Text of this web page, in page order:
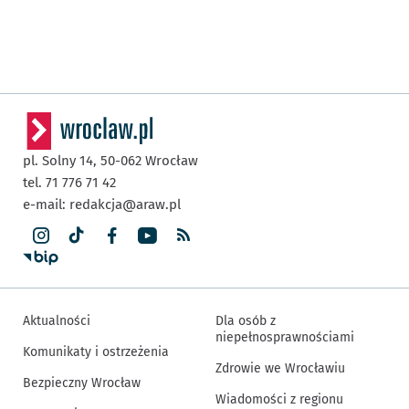
pl. Solny 14, 50-062 Wrocław
tel. 71 776 71 42
e-mail: redakcja@araw.pl
Aktualności
Komunikaty i ostrzeżenia
Bezpieczny Wrocław
Dla osób z
niepełnosprawnościami
Zdrowie we Wrocławiu
Wiadomości z regionu